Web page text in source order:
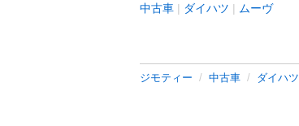
中古車 ダイハツ ムーヴ
ジモティー 中古車 ダイハツ